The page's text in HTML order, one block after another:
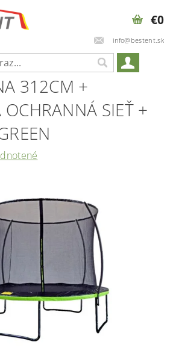
info@bestent.sk
€0
312CM +
SIEŤ +